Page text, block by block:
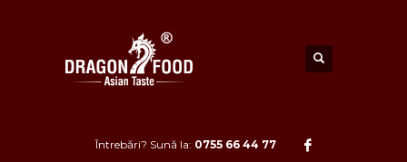
Întrebări? Sună la: 0755 66 44 77